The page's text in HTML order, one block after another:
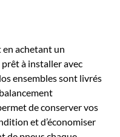
en achetant un
à installer avec
ensembles sont livrés
de conserver vos
et d’économiser